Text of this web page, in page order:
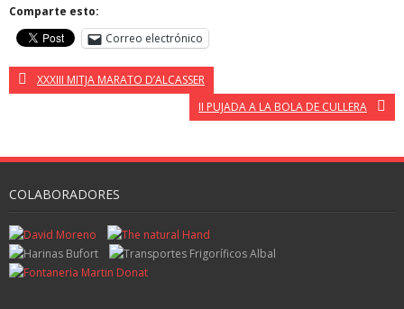
Comparte esto:
Correo electrónico
XXXIII MITJA MARATO D’ALCASSER
II PUJADA A LA BOLA DE CULLERA
COLABORADORES